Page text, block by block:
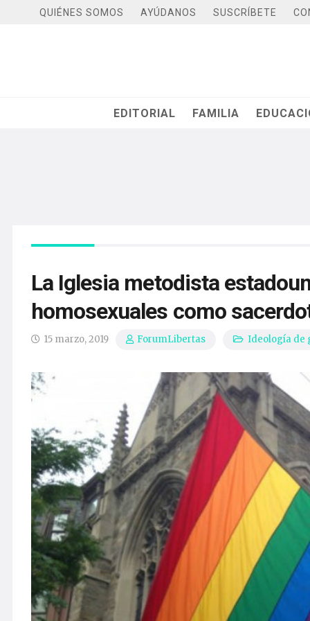
QUIÉNES SOMOS AYÚDANOS SUSCRÍBETE
EDITORIAL FAMILIA
La Iglesia metodista
homosexuales como
15 marzo, 2019 ForumLibertas Ideología de